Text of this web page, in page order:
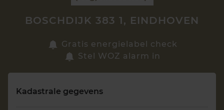
Zoek een woning
BOSCHDIJK 383 1, EINDHOVEN
Gratis energielabel check
Stel WOZ alarm in
Kadastrale gegevens